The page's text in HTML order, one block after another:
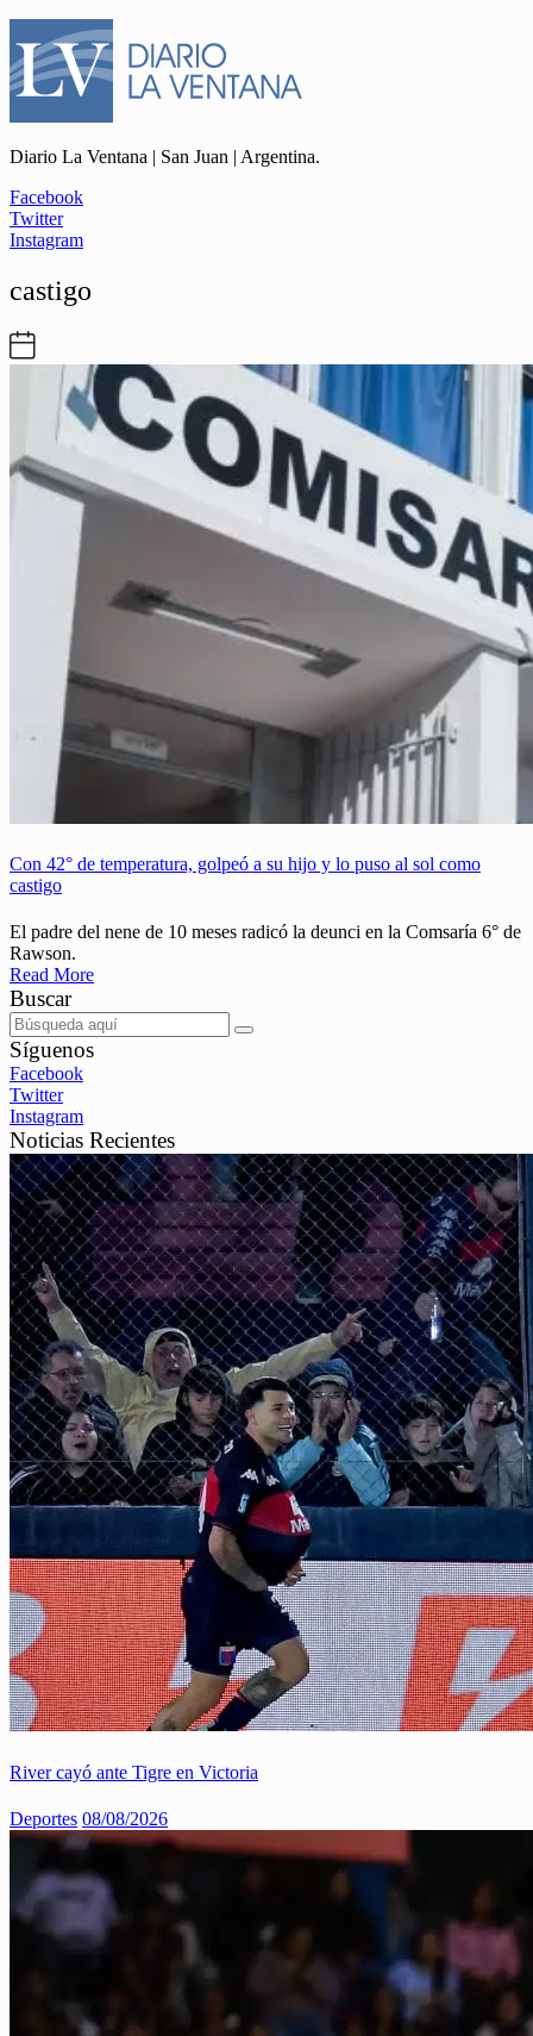
Diario La Ventana | San Juan | Argentina.
Facebook
Twitter
Instagram
castigo
Con 42° de temperatura, golpeó a su hijo y lo puso al sol como
castigo
El padre del nene de 10 meses radicó la deunci en la Comsaría 6° de
Rawson.
Read More
Buscar
Síguenos
Facebook
Twitter
Instagram
Noticias Recientes
River cayó ante Tigre en Victoria
Deportes 08/08/2026